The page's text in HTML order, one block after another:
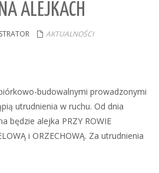
ALEJKACH
AKTUALNOŚCI
budowalnymi prowadzonymi
utrudnienia w ruchu. Od dnia
będzie alejka PRZY ROWIE
i ORZECHOWĄ. Za utrudnienia